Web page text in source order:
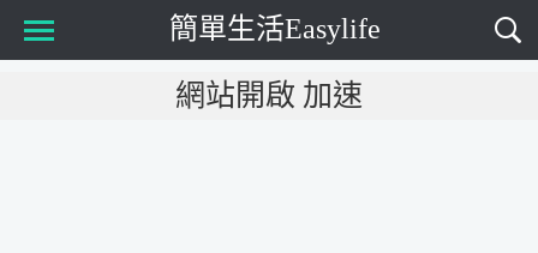
簡單生活Easylife
網站開啟 加速